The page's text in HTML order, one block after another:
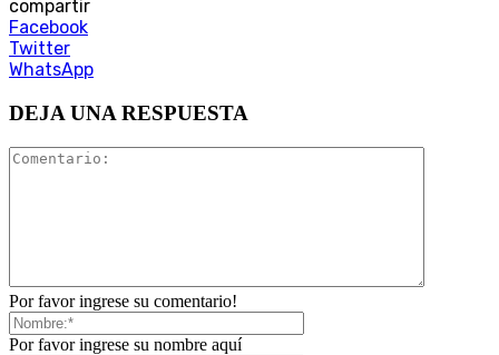
compartir
Facebook
Twitter
WhatsApp
DEJA UNA RESPUESTA
Por favor ingrese su comentario!
Por favor ingrese su nombre aquí